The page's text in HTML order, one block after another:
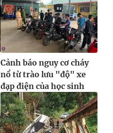
Cảnh báo nguy cơ cháy
nổ từ trào lưu "độ" xe
đạp điện của học sinh